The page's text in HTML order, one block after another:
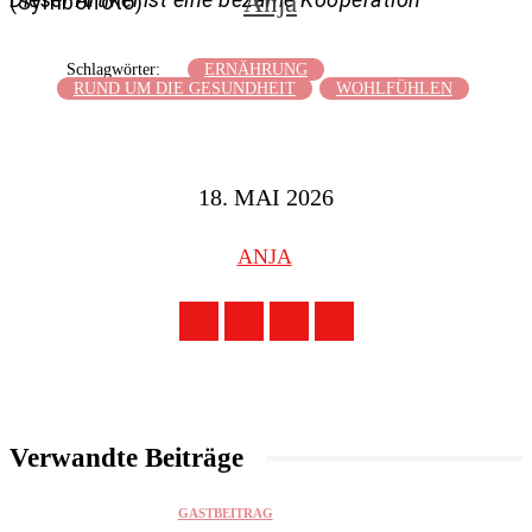
Schlagwörter:
ERNÄHRUNG
RUND UM DIE GESUNDHEIT
WOHLFÜHLEN
18. MAI 2026
ANJA
Verwandte Beiträge
GASTBEITRAG